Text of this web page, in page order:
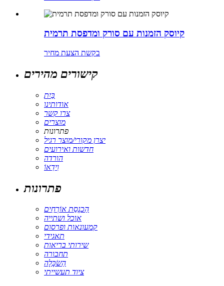
קיוסק הזמנות עם סורק ומדפסת תרמית
בקשת הצעת מחיר
קישורים מהירים
בַּיִת
אודותינו
צרו קשר
מוצרים
פתרונות
יצרן מקורי/מוצר רגיל
חדשות ואירועים
הורדה
וִידֵאוֹ
פתרונות
הַכנָסַת אוֹרְחִים
אוכל ושתייה
קמעונאות ופרסום
תאגידי
שירותי בריאות
תחבורה
הַשׂכָּלָה
ציוד תעשייתי